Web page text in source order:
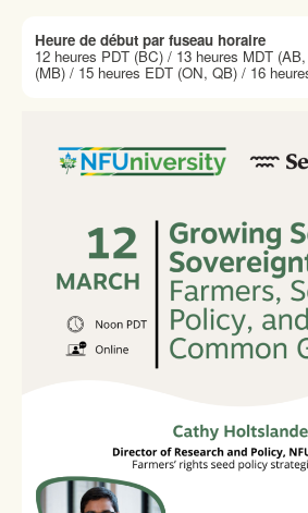
Heure de début par fuseau horaire
12 heures PDT (BC) / 13 heures MDT
(MB) / 15 heures EDT (ON, QB) / 16